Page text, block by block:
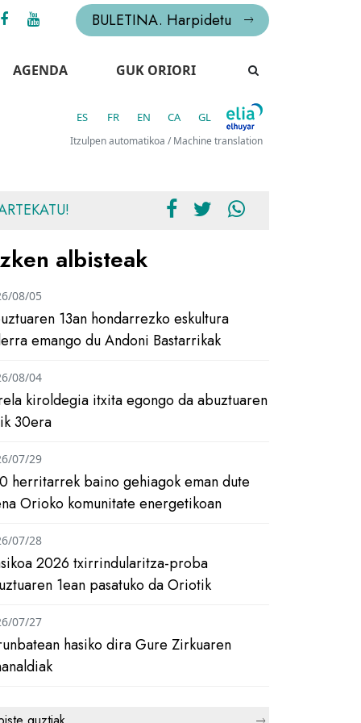
BULETINA. Harpidetu
AGENDA GUK ORIORI
ES FR EN CA GL
Itzulpen automatikoa / Machine translation
albisteak
13an hondarrezko eskultura
emango du Andoni Bastarrikak
08/05
kiroldegia itxita egongo da abuztuaren
30era
08/04
herritarrek baino gehiagok eman dute
Orioko komunitate energetikoan
07/29
2026 txirrindularitza-proba
1ean pasatuko da Oriotik
07/28
hasiko dira Gure Zirkuaren
07/27